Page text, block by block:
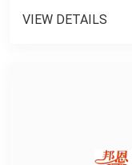
VIEW DETAILS